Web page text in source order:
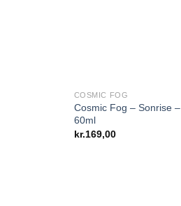
COSMIC FOG
Cosmic Fog – Sonrise –
60ml
kr.169,00